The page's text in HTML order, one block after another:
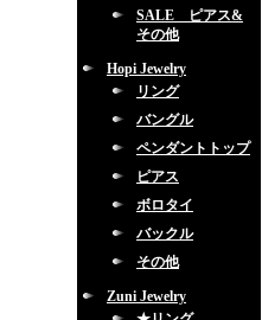
SALE ピアス&
その他
Hopi Jewelry
リング
バングル
ペンダントトップ
ピアス
ボロタイ
バックル
その他
Zuni Jewelry